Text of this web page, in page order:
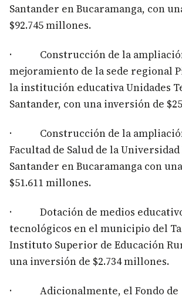
Santander en Bucaramanga, con
$92.745 millones.
· Construcción de la
mejoramiento de la sede regional
la institución educativa Unidades
Santander, con una inversión de
· Construcción de la
Facultad de Salud de la
Santander en Bucaramanga con
$51.611 millones.
· Dotación de medios
tecnológicos en el municipio del
Instituto Superior de Educación
una inversión de $2.734 millones.
· Adicionalmente, el Fondo de